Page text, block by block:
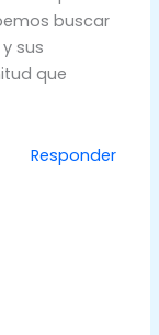
buscar
sus
que
Responder